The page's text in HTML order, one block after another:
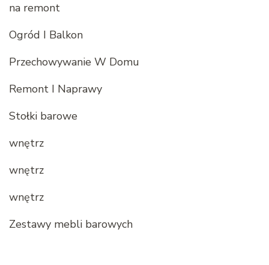
na remont
Ogród I Balkon
Przechowywanie W Domu
Remont I Naprawy
Stołki barowe
wnętrz
wnętrz
wnętrz
Zestawy mebli barowych